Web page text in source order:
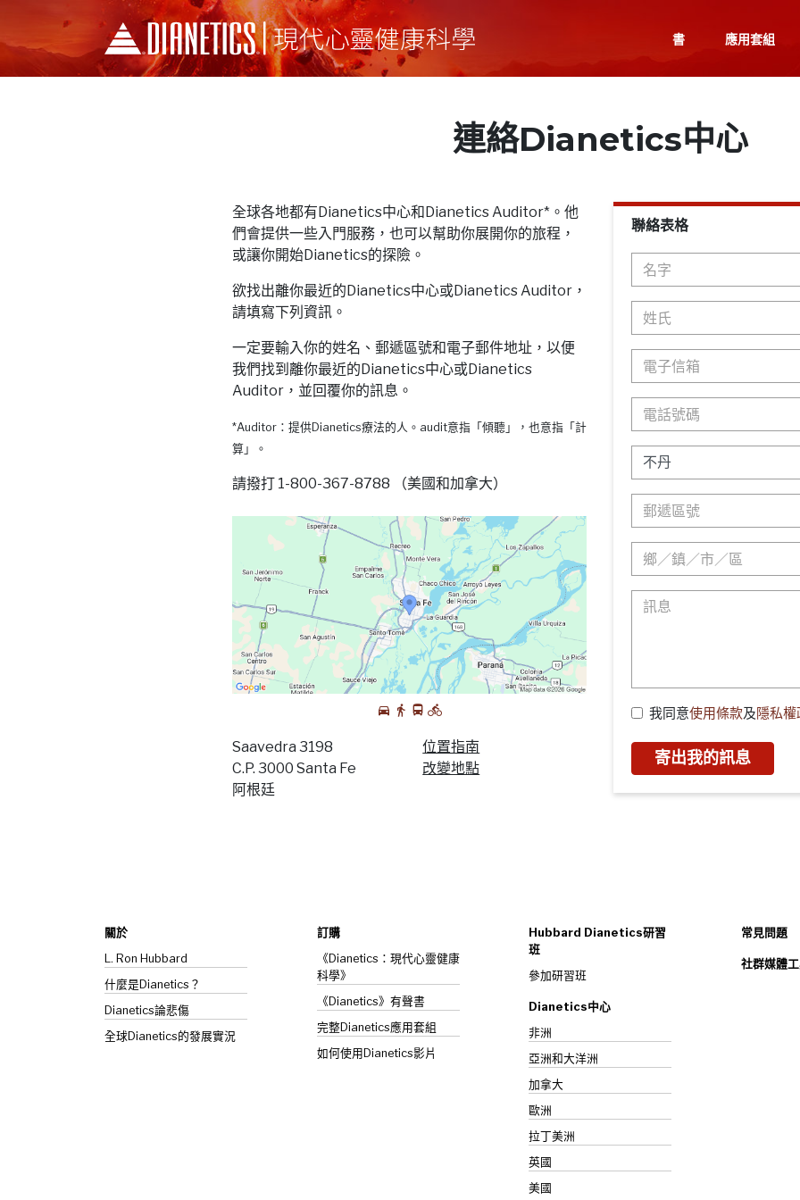
書 應用套組
連絡Dianetics中心
全球各地都有Dianetics中心和Dianetics Auditor*。他
們會提供一些入門服務，也可以幫助你展開你的旅程，
或讓你開始Dianetics的探險。
欲找出離你最近的Dianetics中心或Dianetics Auditor，
請填寫下列資訊。
一定要輸入你的姓名、郵遞區號和電子郵件地址，以便
我們找到離你最近的Dianetics中心或Dianetics
Auditor，並回覆你的訊息。
*Auditor：提供Dianetics療法的人。audit意指「傾聽」，也意指「計
算」。
請撥打 1-800-367-8788 （美國和加拿大）
Saavedra 3198
C.P. 3000 Santa Fe
阿根廷
位置指南
改變地點
聯絡表格
我同意使用條款及隱私權
寄出我的訊息
關於
L. Ron Hubbard
什麼是Dianetics？
Dianetics論悲傷
全球Dianetics的發展實況
訂購
《Dianetics：現代心靈健康
科學》
《Dianetics》有聲書
完整Dianetics應用套組
如何使用Dianetics影片
Hubbard Dianetics研習
班
參加研習班
Dianetics中心
非洲
亞洲和大洋洲
加拿大
歐洲
拉丁美洲
英國
美國
常見問題
社群媒體